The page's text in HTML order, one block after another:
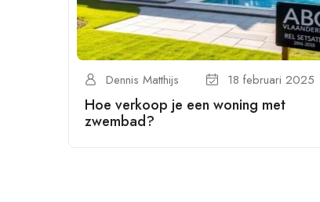
Dennis Matthijs 18 februari 2025
Hoe verkoop je een woning met
zwembad?